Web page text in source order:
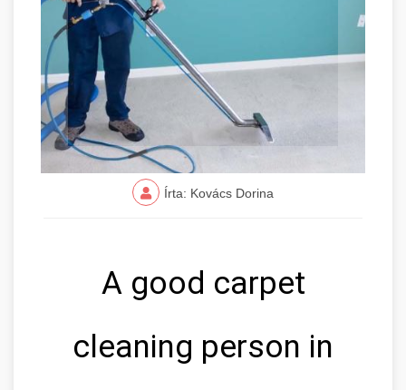
Írta: Kovács Dorina
A good carpet
cleaning person in